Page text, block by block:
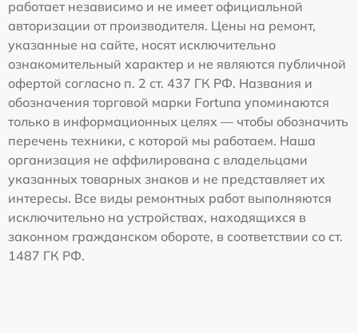
работает независимо и не имеет официальной
авторизации от производителя. Цены на ремонт,
указанные на сайте, носят исключительно
ознакомительный характер и не являются публичной
офертой согласно п. 2 ст. 437 ГК РФ. Названия и
обозначения торговой марки Fortuna упоминаются
только в информационных целях — чтобы обозначить
перечень техники, с которой мы работаем. Наша
организация не аффилирована с владельцами
указанных товарных знаков и не представляет их
интересы. Все виды ремонтных работ выполняются
исключительно на устройствах, находящихся в
законном гражданском обороте, в соответствии со ст.
1487 ГК РФ.